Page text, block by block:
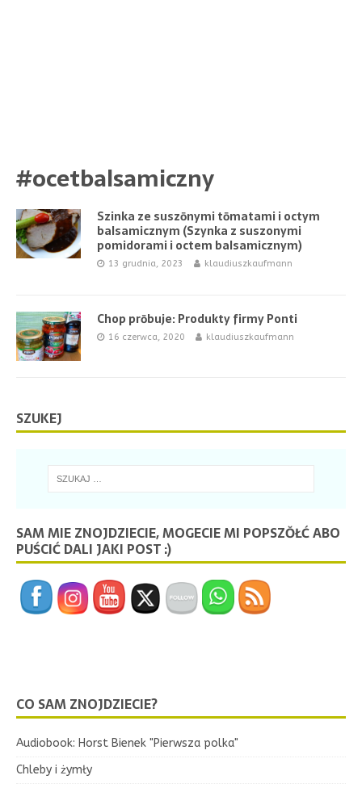
#ocetbalsamiczny
Szinka ze suszōnymi tōmatami i octym
balsamicznym (Szynka z suszonymi
pomidorami i octem balsamicznym)
13 grudnia, 2023 klaudiuszkaufmann
Chop prōbuje: Produkty firmy Ponti
16 czerwca, 2020 klaudiuszkaufmann
SZUKEJ
SAM MIE ZNOJDZIECIE, MOGECIE MI POPSZŎŁĆ ABO
PUŚCIĆ DALI JAKI POST :)
CO SAM ZNOJDZIECIE?
Audiobook: Horst Bienek "Pierwsza polka"
Chleby i żymły